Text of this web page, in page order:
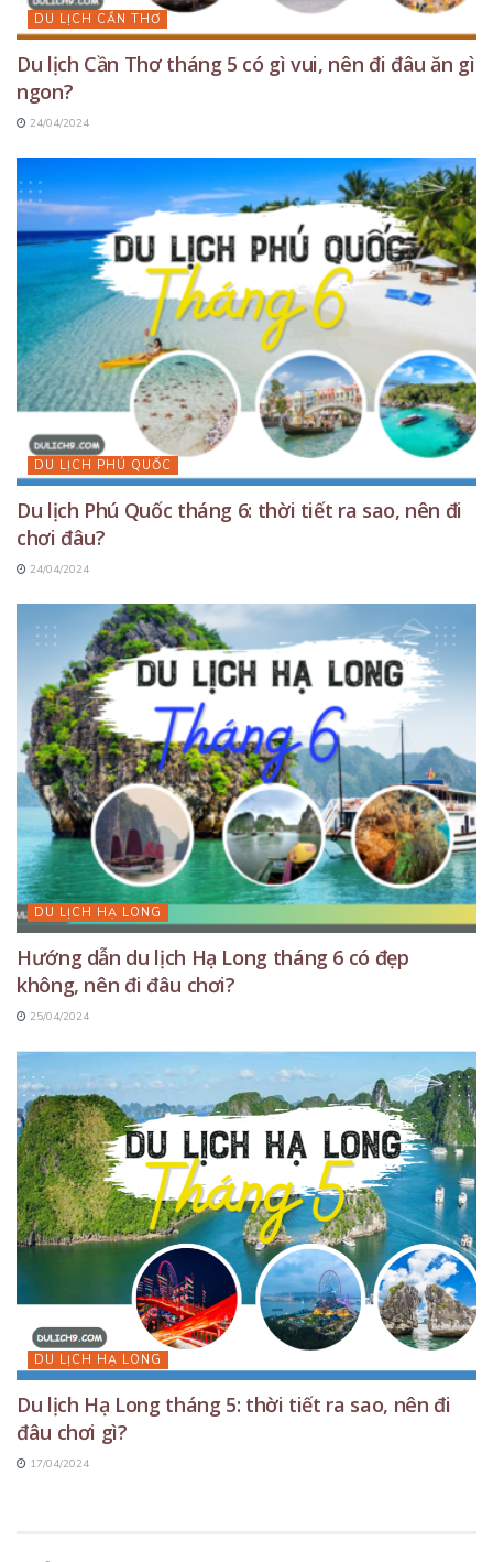
DU LỊCH CẦN THƠ
Du lịch Cần Thơ tháng 5 có gì vui, nên đi đâu ăn gì
ngon?
24/04/2024
DU LỊCH PHÚ QUỐC
Du lịch Phú Quốc tháng 6: thời tiết ra sao, nên đi
chơi đâu?
24/04/2024
DU LỊCH HẠ LONG
Hướng dẫn du lịch Hạ Long tháng 6 có đẹp
không, nên đi đâu chơi?
25/04/2024
DU LỊCH HẠ LONG
Du lịch Hạ Long tháng 5: thời tiết ra sao, nên đi
đâu chơi gì?
17/04/2024